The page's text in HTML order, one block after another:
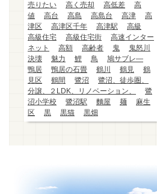
売りたい
高く売却 高低差
高
値
高台 高島 高島台 高津
高
津区
高津区千年 高津駅
高級
高級住宅
高級住宅街
高速インター
ネット
高額 高齢者 鬼
鬼怒川
決壊
魅力 鯉 鳥
鳩サブレ―
鴨居
鴨居の石畳 鶴川 鶴見
鶴
見区
鶴間 鷺沼
鷺沼、徒歩圏、
分譲、２LDK、リノベーション、
鷺
沼小学校
鷺沼駅 麵屋 麺
麻生
区
黒 黒猫 黒畑